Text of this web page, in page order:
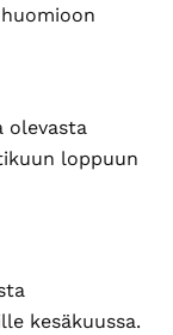
olevasta
loppuun
kesäkuussa.